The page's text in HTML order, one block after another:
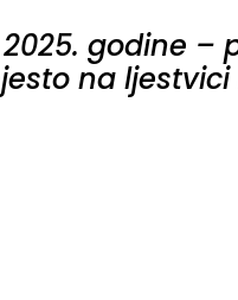
godine –
na